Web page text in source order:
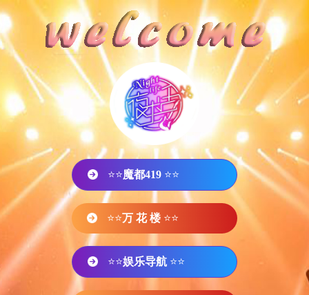
⭐⭐魔都419 ⭐⭐
⭐⭐万 花 楼 ⭐⭐
⭐⭐娱乐导航 ⭐⭐